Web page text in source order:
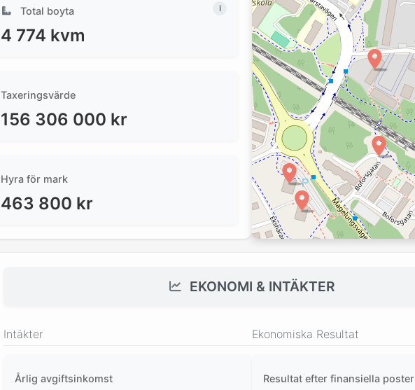
Total boyta
4 774 kvm
Taxeringsvärde
156 306 000 kr
Hyra för mark
463 800 kr
EKONOMI & INTÄKTER
Intäkter
Årlig avgiftsinkomst
Ekonomiska Resultat
Resultat efter finansiella poster